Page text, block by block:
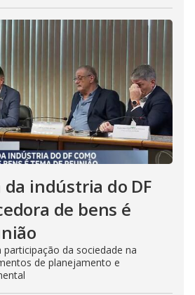
indústria do DF
de bens é
da sociedade na
de planejamento e